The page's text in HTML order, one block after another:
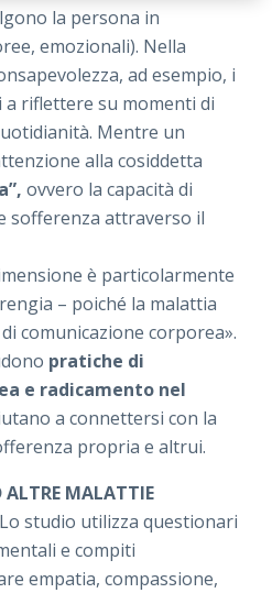
la persona in
emozionali). Nella
ad esempio, i
riflettere su momenti di
Mentre un
alla cosiddetta
ovvero la capacità di
sofferenza attraverso il
è particolarmente
– poiché la malattia
comunicazione corporea».
pratiche di
e radicamento nel
a connettersi con la
propria e altrui.
MALATTIE
Lo studio utilizza questionari
e compiti
empatia, compassione,